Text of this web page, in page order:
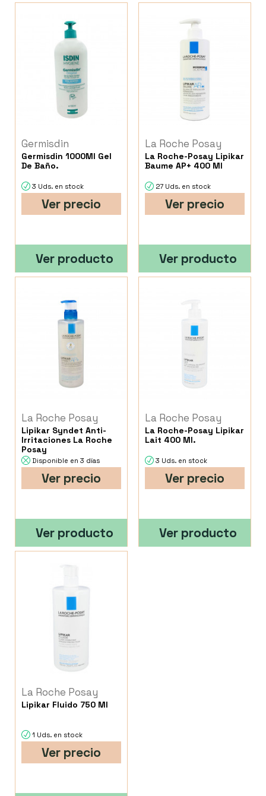
Germisdin
Germisdin 1000Ml Gel
De Baño.
3 Uds. en stock
Ver precio
Ver producto
La Roche Posay
La Roche-Posay Lipikar
Baume AP+ 400 Ml
27 Uds. en stock
Ver precio
Ver producto
La Roche Posay
Lipikar Syndet Anti-
Irritaciones La Roche
Posay
Disponible en 3 días
Ver precio
Ver producto
La Roche Posay
La Roche-Posay Lipikar
Lait 400 Ml.
3 Uds. en stock
Ver precio
Ver producto
La Roche Posay
Lipikar Fluido 750 Ml
1 Uds. en stock
Ver precio